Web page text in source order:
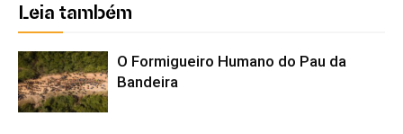
Leia também
O Formigueiro Humano do Pau da
Bandeira